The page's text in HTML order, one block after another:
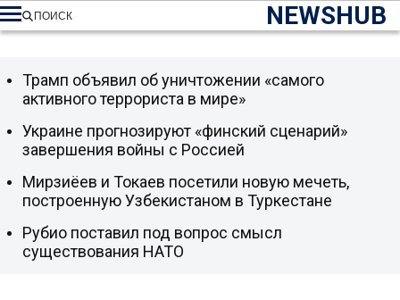
NEWSHUB
ПОИСК
Трамп объявил об уничтожении «самого
активного террориста в мире»
Украине прогнозируют «финский сценарий»
завершения войны с Россией
Мирзиёев и Токаев посетили новую мечеть,
построенную Узбекистаном в Туркестане
Рубио поставил под вопрос смысл
существования НАТО